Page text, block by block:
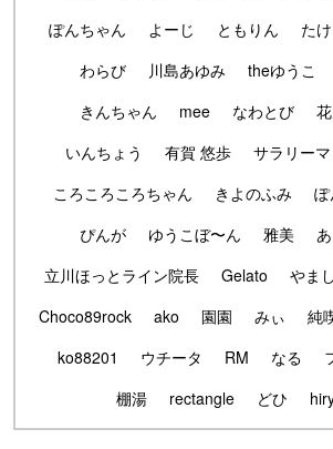
ぽんちゃん
よーじ ともりん た
わらび
川島あゆみ theゆうこ
きんちゃん
mee なわとび
いんちょう
有賀 悠歩
サラリー
ころころころちゃん
きよのふみ ぽ
ぴんが
ゆうこぼ〜ん 雅美
立川ほっとライン院長
Gelato やま
Choco89rock
ako 園園 みぃ 純
ko88201
ウチータ RM なる
棚湯
rectangle どひ